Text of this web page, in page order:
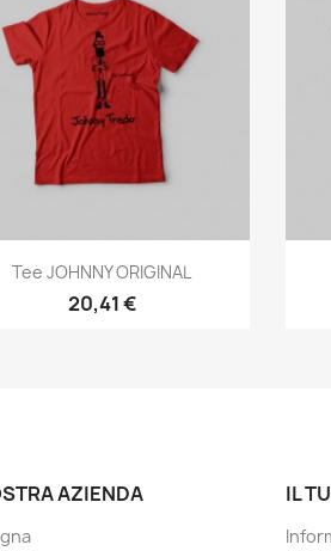
Anteprima
Tee JOHNNY ORIGINAL
20,41 €
AZIENDA IL